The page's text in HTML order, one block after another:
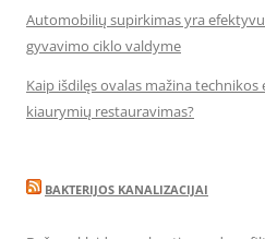
Automobilių supirkimas yra
gyvavimo ciklo valdyme
Kaip išdilęs ovalas mažina
kiaurymių restauravimas?
BAKTERIJOS KANALIZACIJAI